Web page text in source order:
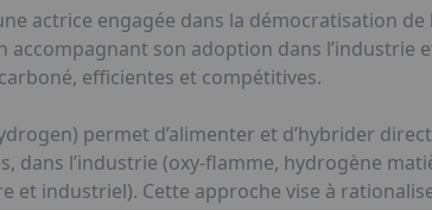
actrice engagée dans la démocratisation
accompagnant son adoption dans l’industrie
efficientes et compétitives.
permet d’alimenter et d’hybrider
dans l’industrie (oxy-flamme, hydrogène
industriel). Cette approche vise à